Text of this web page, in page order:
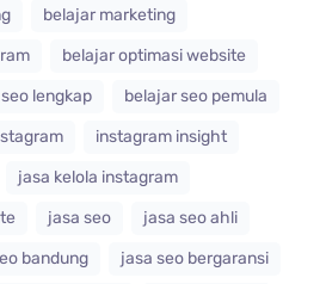
belajar marketing
belajar optimasi website
lengkap
belajar seo pemula
instagram insight
jasa kelola instagram
jasa seo
jasa seo ahli
bandung
jasa seo bergaransi